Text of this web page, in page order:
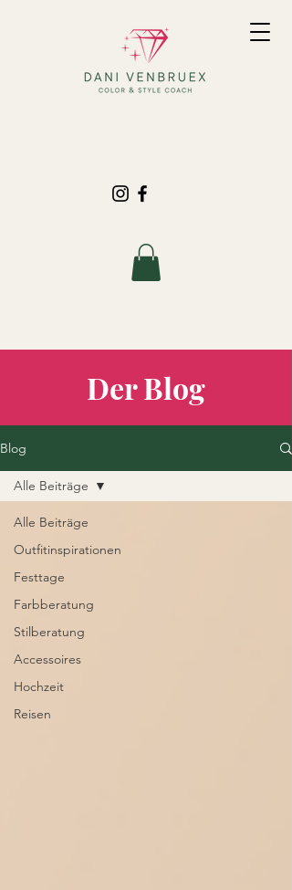
Der Blog
Blog
Alle Beiträge
Outfitinspirationen
Festtage
Farbberatung
Stilberatung
Accessoires
Hochzeit
Reisen
Alle Beiträge